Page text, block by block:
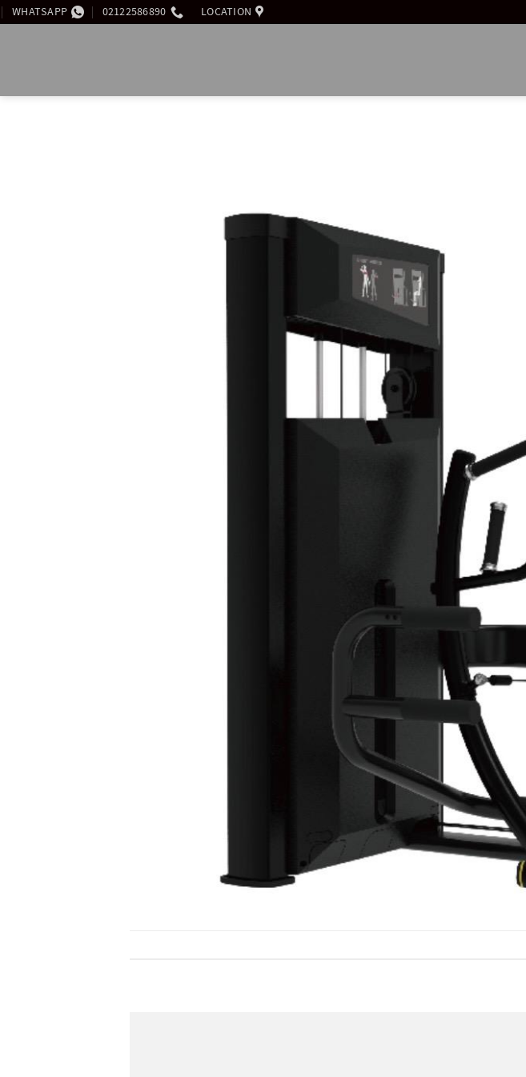
LOCATION
02122586890
WHATSAPP